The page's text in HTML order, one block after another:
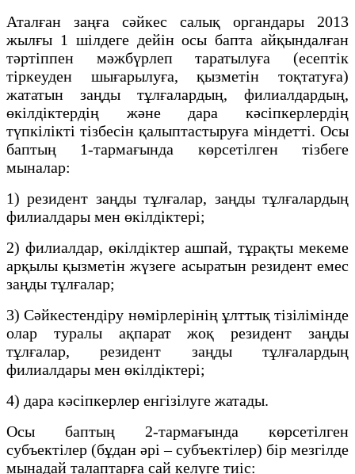
Аталған заңға сәйкес салық органдары 2013
жылғы 1 шілдеге дейін осы бапта айқындалған
тәртіппен мәжбүрлеп таратылуға (есептiк
тiркеуден шығарылуға, қызметін тоқтатуға)
жататын заңды тұлғалардың, филиалдардың,
өкілдіктердің және дара кәсіпкерлердің
түпкілікті тiзбесiн қалыптастыруға міндетті. Осы
баптың 1-тармағында көрсетілген тiзбеге
мыналар:
1) резидент заңды тұлғалар, заңды тұлғалардың
филиалдары мен өкілдіктері;
2) филиалдар, өкілдіктер ашпай, тұрақты мекеме
арқылы қызметін жүзеге асыратын резидент емес
заңды тұлғалар;
3) Сәйкестендiру нөмiрлерiнiң ұлттық тiзiлiмiнде
олар туралы ақпарат жоқ резидент заңды
тұлғалар, резидент заңды тұлғалардың
филиалдары мен өкілдіктері;
4) дара кәсіпкерлер енгізілуге жатады.
Осы баптың 2-тармағында көрсетiлген
субъектілер (бұдан әрі – субъектілер) бiр мезгiлде
мынадай талаптарға сай келуге тиіс: